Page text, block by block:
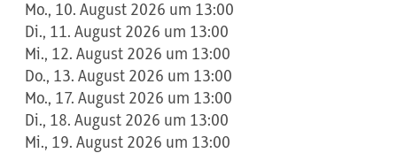
Mo., 10. August 2026 um 13:00
Di., 11. August 2026 um 13:00
Mi., 12. August 2026 um 13:00
Do., 13. August 2026 um 13:00
Mo., 17. August 2026 um 13:00
Di., 18. August 2026 um 13:00
Mi., 19. August 2026 um 13:00